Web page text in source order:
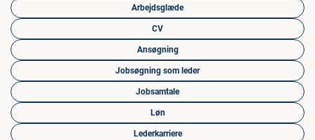
Arbejdsglæde
CV
Ansøgning
Jobsøgning som leder
Jobsamtale
Løn
Lederkarriere